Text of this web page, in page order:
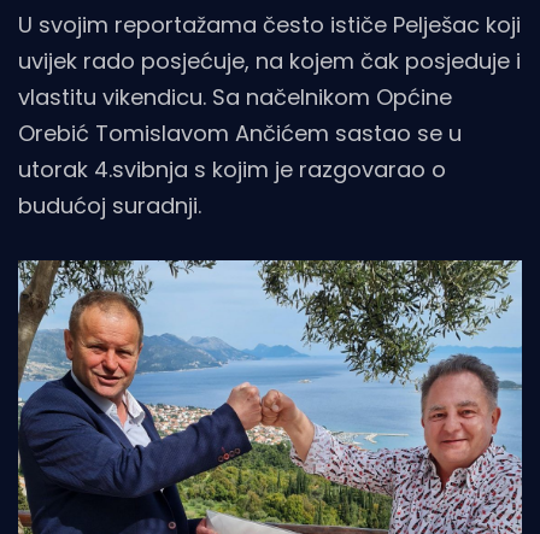
U svojim reportažama često ističe Pelješac koji
uvijek rado posjećuje, na kojem čak posjeduje i
vlastitu vikendicu. Sa načelnikom Općine
Orebić Tomislavom Ančićem sastao se u
utorak 4.svibnja s kojim je razgovarao o
budućoj suradnji.